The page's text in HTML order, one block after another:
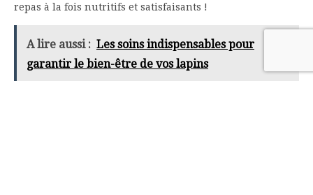
repas à la fois nutritifs et satisfaisants !
A lire aussi : Les soins indispensables pour
garantir le bien-être de vos lapins